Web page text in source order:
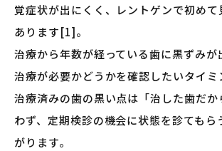
覚症状が出にくく、レントゲンで初めて
あります[1]。
治療から年数が経っている歯に黒ずみが
治療が必要かどうかを確認したいタイミ
治療済みの歯の黒い点は「治した歯だか
わず、定期検診の機会に状態を診てもら
がります。